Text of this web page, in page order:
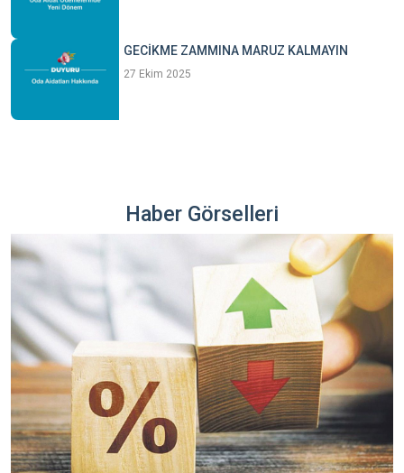
GECİKME ZAMMINA MARUZ KALMAYIN
27 Ekim 2025
Haber Görselleri